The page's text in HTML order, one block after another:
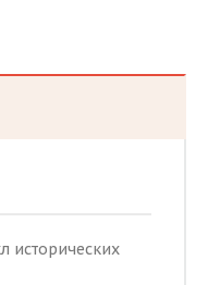
исторических